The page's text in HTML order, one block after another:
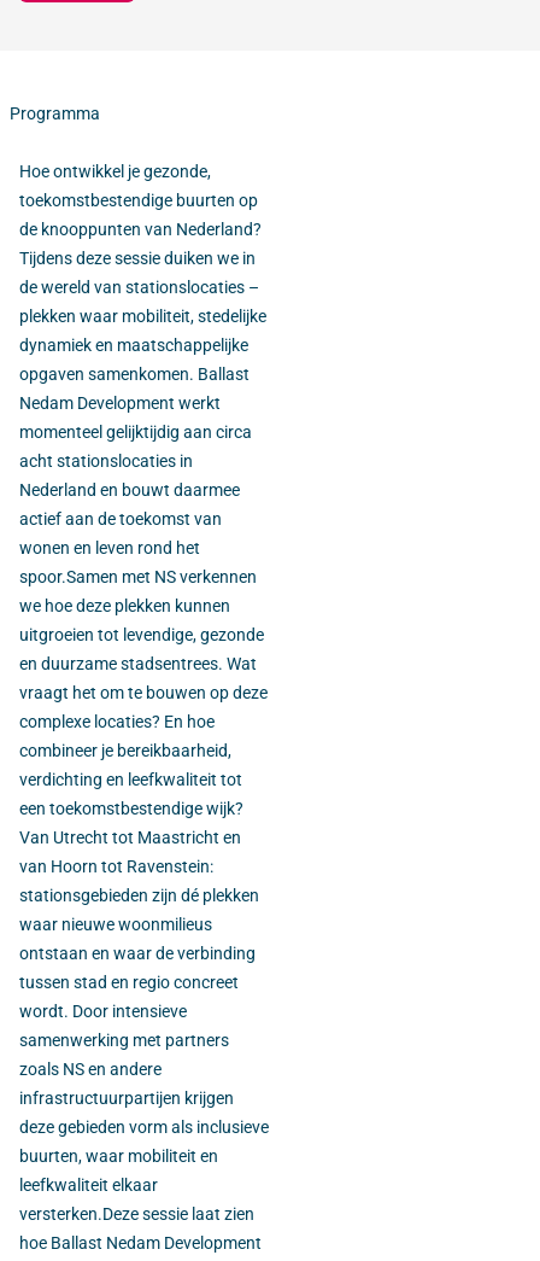
Programma
Hoe ontwikkel je gezonde,
toekomstbestendige buurten op
de knooppunten van Nederland?
Tijdens deze sessie duiken we in
de wereld van stationslocaties –
plekken waar mobiliteit, stedelijke
dynamiek en maatschappelijke
opgaven samenkomen. Ballast
Nedam Development werkt
momenteel gelijktijdig aan circa
acht stationslocaties in
Nederland en bouwt daarmee
actief aan de toekomst van
wonen en leven rond het
spoor.Samen met NS verkennen
we hoe deze plekken kunnen
uitgroeien tot levendige, gezonde
en duurzame stadsentrees. Wat
vraagt het om te bouwen op deze
complexe locaties? En hoe
combineer je bereikbaarheid,
verdichting en leefkwaliteit tot
een toekomstbestendige wijk?
Van Utrecht tot Maastricht en
van Hoorn tot Ravenstein:
stationsgebieden zijn dé plekken
waar nieuwe woonmilieus
ontstaan en waar de verbinding
tussen stad en regio concreet
wordt. Door intensieve
samenwerking met partners
zoals NS en andere
infrastructuurpartijen krijgen
deze gebieden vorm als inclusieve
buurten, waar mobiliteit en
leefkwaliteit elkaar
versterken.Deze sessie laat zien
hoe Ballast Nedam Development